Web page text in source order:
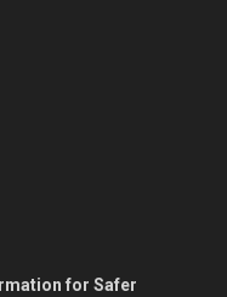
for Safer